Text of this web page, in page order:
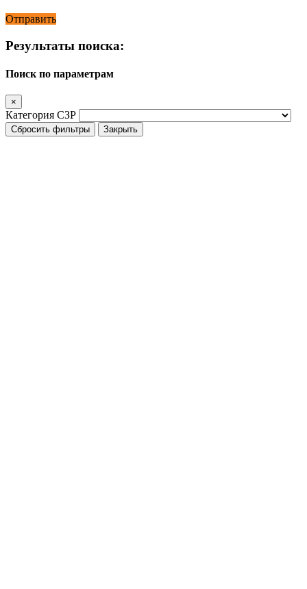
Отправить
Результаты поиска:
Поиск по параметрам
×
Категория СЗР
Сбросить фильтры Закрыть